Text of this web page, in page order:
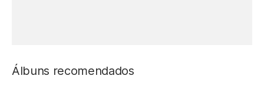
Álbuns recomendados